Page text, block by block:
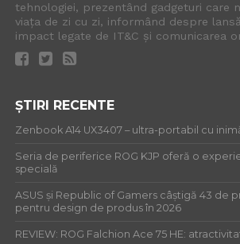
tehnologiei, prezentând gadgeturi care
viața de zi cu zi, informând despre
impact legate de IT&C și comunicarea
ȘTIRI RECENTE
Zenbook A14 UX3407 – ultra-portabil cu
Seria de periferice ROG KJP oferă o
specială
ASUS și Republic of Gamers câștigă 43 de
pentru design de produs în 2026
REVIEW: ROG Falchion Ace 75 HE: